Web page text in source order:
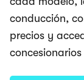
conducción,
precios y